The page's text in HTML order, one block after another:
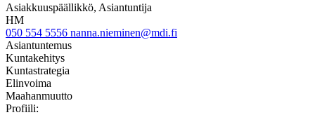
Asiakkuuspäällikkö, Asiantuntija
HM
050 554 5556 nanna.nieminen@mdi.fi
Asiantuntemus
Kuntakehitys
Kuntastrategia
Elinvoima
Maahanmuutto
Profiili: